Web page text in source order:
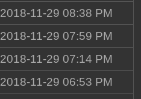
2018-11-29 08:38 PM
2018-11-29 07:59 PM
2018-11-29 07:14 PM
2018-11-29 06:53 PM